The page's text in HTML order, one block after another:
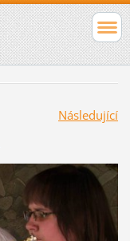
Následující